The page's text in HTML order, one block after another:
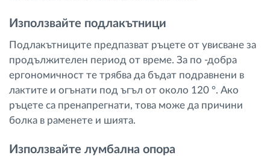
Използвайте подлакътници
Подлакътниците предпазват ръцете от увисване за
продължителен период от време. За по -добра
ергономичност те трябва да бъдат подравнени в
лактите и огънати под ъгъл от около 120 °. Ако
ръцете са пренапрегнати, това може да причини
болка в раменете и шията.
Използвайте лумбална опора